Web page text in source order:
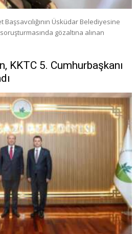
Üsküdar Belediyesine
gözaltına alınan
KKTC 5. Cumhurbaşkanı